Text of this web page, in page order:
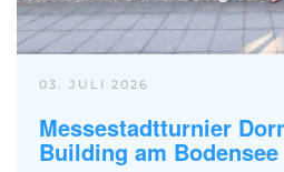
03. JULI 2026
Messestadtturnier
Building am Bodensee